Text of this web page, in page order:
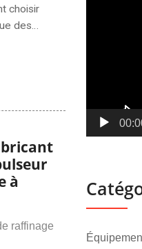
choisir
des
de
à
raffinage